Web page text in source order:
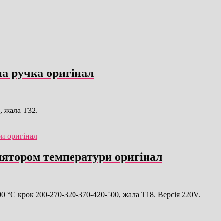
ручка оригінал
жала T32.
температури оригінал
крок 200-270-320-370-420-500, жала T18. Версія 220V.